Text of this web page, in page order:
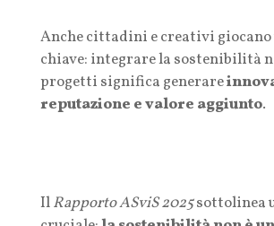
Anche cittadini e creativi giocano
chiave: integrare la sostenibilità
progetti significa generare
reputazione e valore aggiunto.
IlRapporto ASviS 2025sottolinea